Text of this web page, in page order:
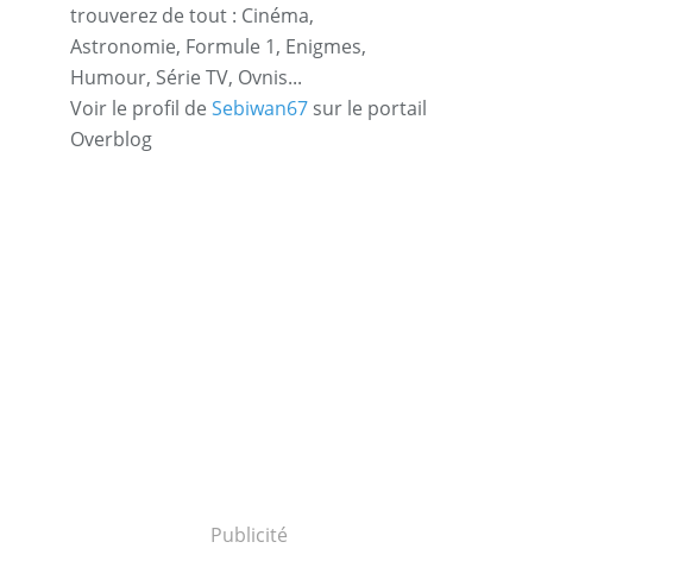
trouverez de tout : Cinéma,
Astronomie, Formule 1, Enigmes,
Humour, Série TV, Ovnis...
Voir le profil de Sebiwan67 sur le portail
Overblog
Publicité